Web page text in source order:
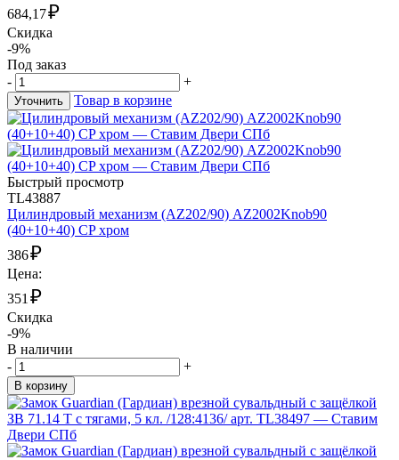
684,17₽
Скидка
-9%
Под заказ
-
+
Уточнить Товар в корзине
Быстрый просмотр
TL43887
Цилиндровый механизм (AZ202/90) AZ2002Knob90
(40+10+40) CP хром
386₽
Цена:
351₽
Скидка
-9%
В наличии
-
+
В корзину